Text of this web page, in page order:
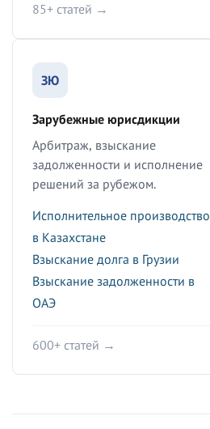
85+ статей →
ЗЮ
Зарубежные юрисдикции
Арбитраж, взыскание
задолженности и исполнение
решений за рубежом.
Исполнительное производство
в Казахстане
Взыскание долга в Грузии
Взыскание задолженности в
ОАЭ
600+ статей →